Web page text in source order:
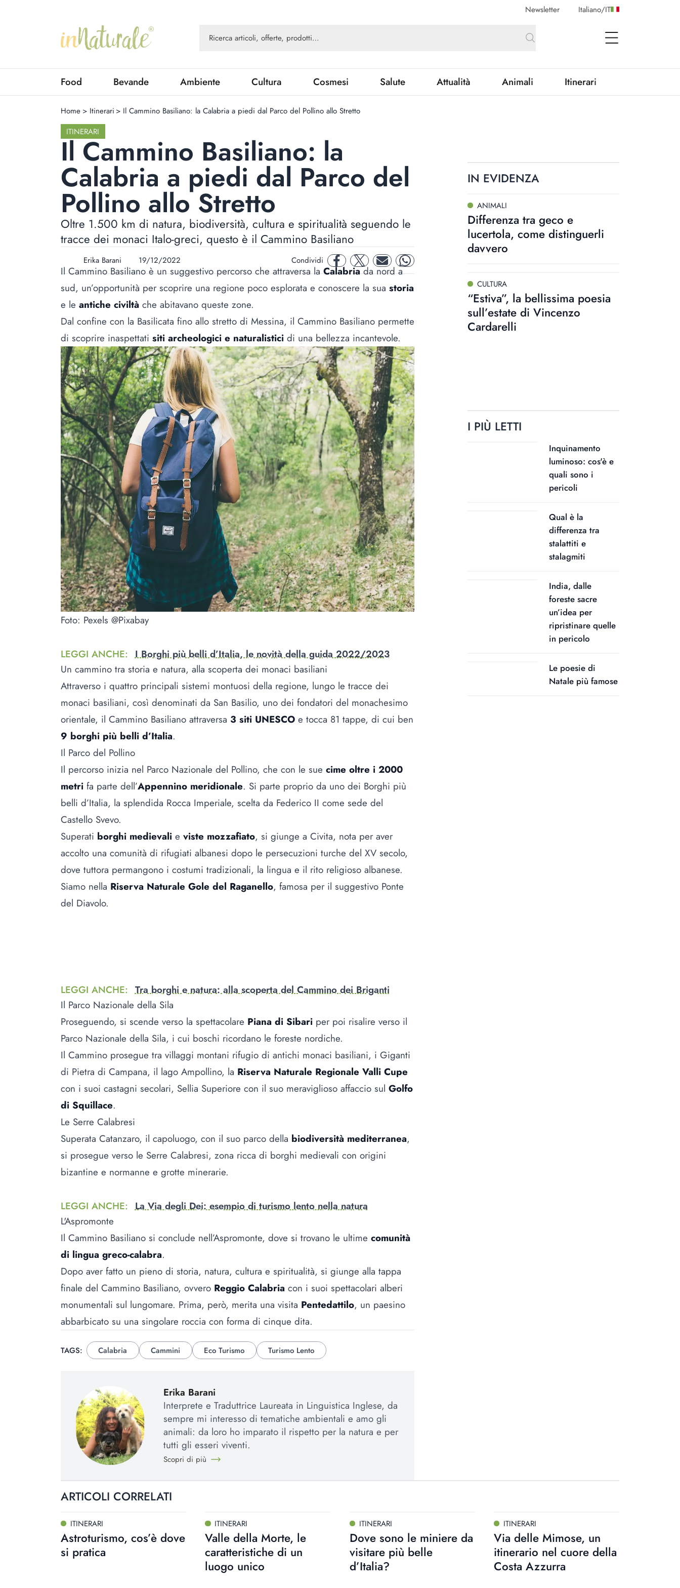
Newsletter Italiano/IT
open Menu
Food Bevande Ambiente Cultura Cosmesi Salute Attualità Animali Itinerari
Home > Itinerari > Il Cammino Basiliano: la Calabria a piedi dal Parco del Pollino allo Stretto
ITINERARI
Il Cammino Basiliano: la
Calabria a piedi dal Parco del
Pollino allo Stretto
Oltre 1.500 km di natura, biodiversità, cultura e spiritualità seguendo le
tracce dei monaci Italo-greci, questo è il Cammino Basiliano
Erika Barani 19/12/2022 Condividi facebooktwitter mail whatsapp
Il Cammino Basiliano è un suggestivo percorso che attraversa laCalabriada nord a
sud, un’opportunità per scoprire una regione poco esplorata e conoscere la sua storia
e le antiche civiltà che abitavano queste zone.
Dal confine con la Basilicata fino allo stretto di Messina, il Cammino Basiliano permette
di scoprire inaspettati siti archeologici e naturalistici di una bellezza incantevole.
Foto: Pexels @Pixabay
LEGGI ANCHE: I Borghi più belli d’Italia, le novità della guida 2022/2023
Un cammino tra storia e natura, alla scoperta dei monaci basiliani
Attraverso i quattro principali sistemi montuosi della regione, lungo le tracce dei
monaci basiliani, così denominati da San Basilio, uno dei fondatori del monachesimo
orientale, il Cammino Basiliano attraversa 3 siti UNESCO e tocca 81 tappe, di cui ben
9 borghi più belli d’Italia.
Il Parco del Pollino
Il percorso inizia nel Parco Nazionale del Pollino, che con le sue cime oltre i 2000
metri fa parte dell’Appennino meridionale. Si parte proprio da uno dei Borghi più
belli d’Italia, la splendida Rocca Imperiale, scelta da Federico II come sede del
Castello Svevo.
Superati borghi medievali e viste mozzafiato, si giunge a Civita, nota per aver
accolto una comunità di rifugiati albanesi dopo le persecuzioni turche del XV secolo,
dove tuttora permangono i costumi tradizionali, la lingua e il rito religioso albanese.
Siamo nella Riserva Naturale Gole del Raganello, famosa per il suggestivo Ponte
del Diavolo.
LEGGI ANCHE: Tra borghi e natura: alla scoperta del Cammino dei Briganti
Il Parco Nazionale della Sila
Proseguendo, si scende verso la spettacolare Piana di Sibari per poi risalire verso il
Parco Nazionale della Sila, i cui boschi ricordano le foreste nordiche.
Il Cammino prosegue tra villaggi montani rifugio di antichi monaci basiliani, i Giganti
di Pietra di Campana, il lago Ampollino, la Riserva Naturale Regionale Valli Cupe
con i suoi castagni secolari, Sellia Superiore con il suo meraviglioso affaccio sul Golfo
di Squillace.
Le Serre Calabresi
Superata Catanzaro, il capoluogo, con il suo parco della biodiversità mediterranea,
si prosegue verso le Serre Calabresi, zona ricca di borghi medievali con origini
bizantine e normanne e grotte minerarie.
LEGGI ANCHE: La Via degli Dei: esempio di turismo lento nella natura
L'Aspromonte
Il Cammino Basiliano si conclude nell’Aspromonte, dove si trovano le ultime comunità
di lingua greco-calabra.
Dopo aver fatto un pieno di storia, natura, cultura e spiritualità, si giunge alla tappa
finale del Cammino Basiliano, ovvero Reggio Calabria con i suoi spettacolari alberi
monumentali sul lungomare. Prima, però, merita una visita Pentedattilo, un paesino
abbarbicato su una singolare roccia con forma di cinque dita.
TAGS: Calabria Cammini Eco Turismo Turismo Lento
Erika Barani
Interprete e Traduttrice Laureata in Linguistica Inglese, da
sempre mi interesso di tematiche ambientali e amo gli
animali: da loro ho imparato il rispetto per la natura e per
tutti gli esseri viventi.
Scopri di più
IN EVIDENZA
ANIMALI
Differenza tra geco e
lucertola, come distinguerli
davvero
CULTURA
“Estiva”, la bellissima poesia
sull’estate di Vincenzo
Cardarelli
I PIÙ LETTI
Inquinamento
luminoso: cos'è e
quali sono i
pericoli
Qual è la
differenza tra
stalattiti e
stalagmiti
India, dalle
foreste sacre
un’idea per
ripristinare quelle
in pericolo
Le poesie di
Natale più famose
ARTICOLI CORRELATI
ITINERARI
Astroturismo, cos’è dove
si pratica
ITINERARI
Valle della Morte, le
caratteristiche di un
luogo unico
ITINERARI
Dove sono le miniere da
visitare più belle
d’Italia?
ITINERARI
Via delle Mimose, un
itinerario nel cuore della
Costa Azzurra